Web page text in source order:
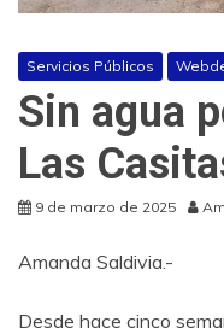
Servicios Públicos
Sin agua
Las
9 de marzo de 2025
Amanda Saldivia.-
Desde hace cinco